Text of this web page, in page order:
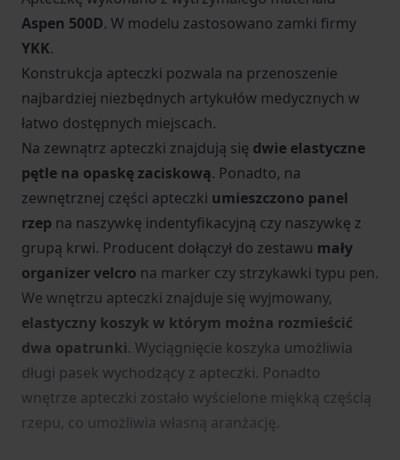
Aspen 500D. W modelu zastosowano zamki firmy
YKK.
Konstrukcja apteczki pozwala na przenoszenie
najbardziej niezbędnych artykułów medycznych w
łatwo dostępnych miejscach.
Na zewnątrz apteczki znajdują się dwie elastyczne
pętle na opaskę zaciskową. Ponadto, na
zewnętrznej części apteczki umieszczono panel
rzep na naszywkę indentyfikacyjną czy naszywkę z
grupą krwi. Producent dołączył do zestawu mały
organizer velcro na marker czy strzykawki typu pen.
We wnętrzu apteczki znajduje się wyjmowany,
elastyczny koszyk w którym można rozmieścić
dwa opatrunki. Wyciągnięcie koszyka umożliwia
długi pasek wychodzący z apteczki. Ponadto
wnętrze apteczki zostało wyścielone miękką częścią
rzepu, co umożliwia własną aranżację.